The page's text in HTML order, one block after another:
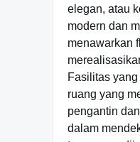
elegan, atau
modern dan
menawarkan
Fasilitas
ruang yang
pengantin
dalam